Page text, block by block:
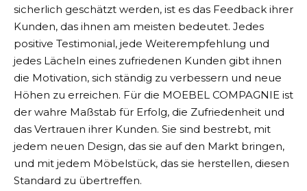
sicherlich geschätzt werden, ist es das Feedback ihrer
Kunden, das ihnen am meisten bedeutet. Jedes
positive Testimonial, jede Weiterempfehlung und
jedes Lächeln eines zufriedenen Kunden gibt ihnen
die Motivation, sich ständig zu verbessern und neue
Höhen zu erreichen. Für die MOEBEL COMPAGNIE ist
der wahre Maßstab für Erfolg, die Zufriedenheit und
das Vertrauen ihrer Kunden. Sie sind bestrebt, mit
jedem neuen Design, das sie auf den Markt bringen,
und mit jedem Möbelstück, das sie herstellen, diesen
Standard zu übertreffen.